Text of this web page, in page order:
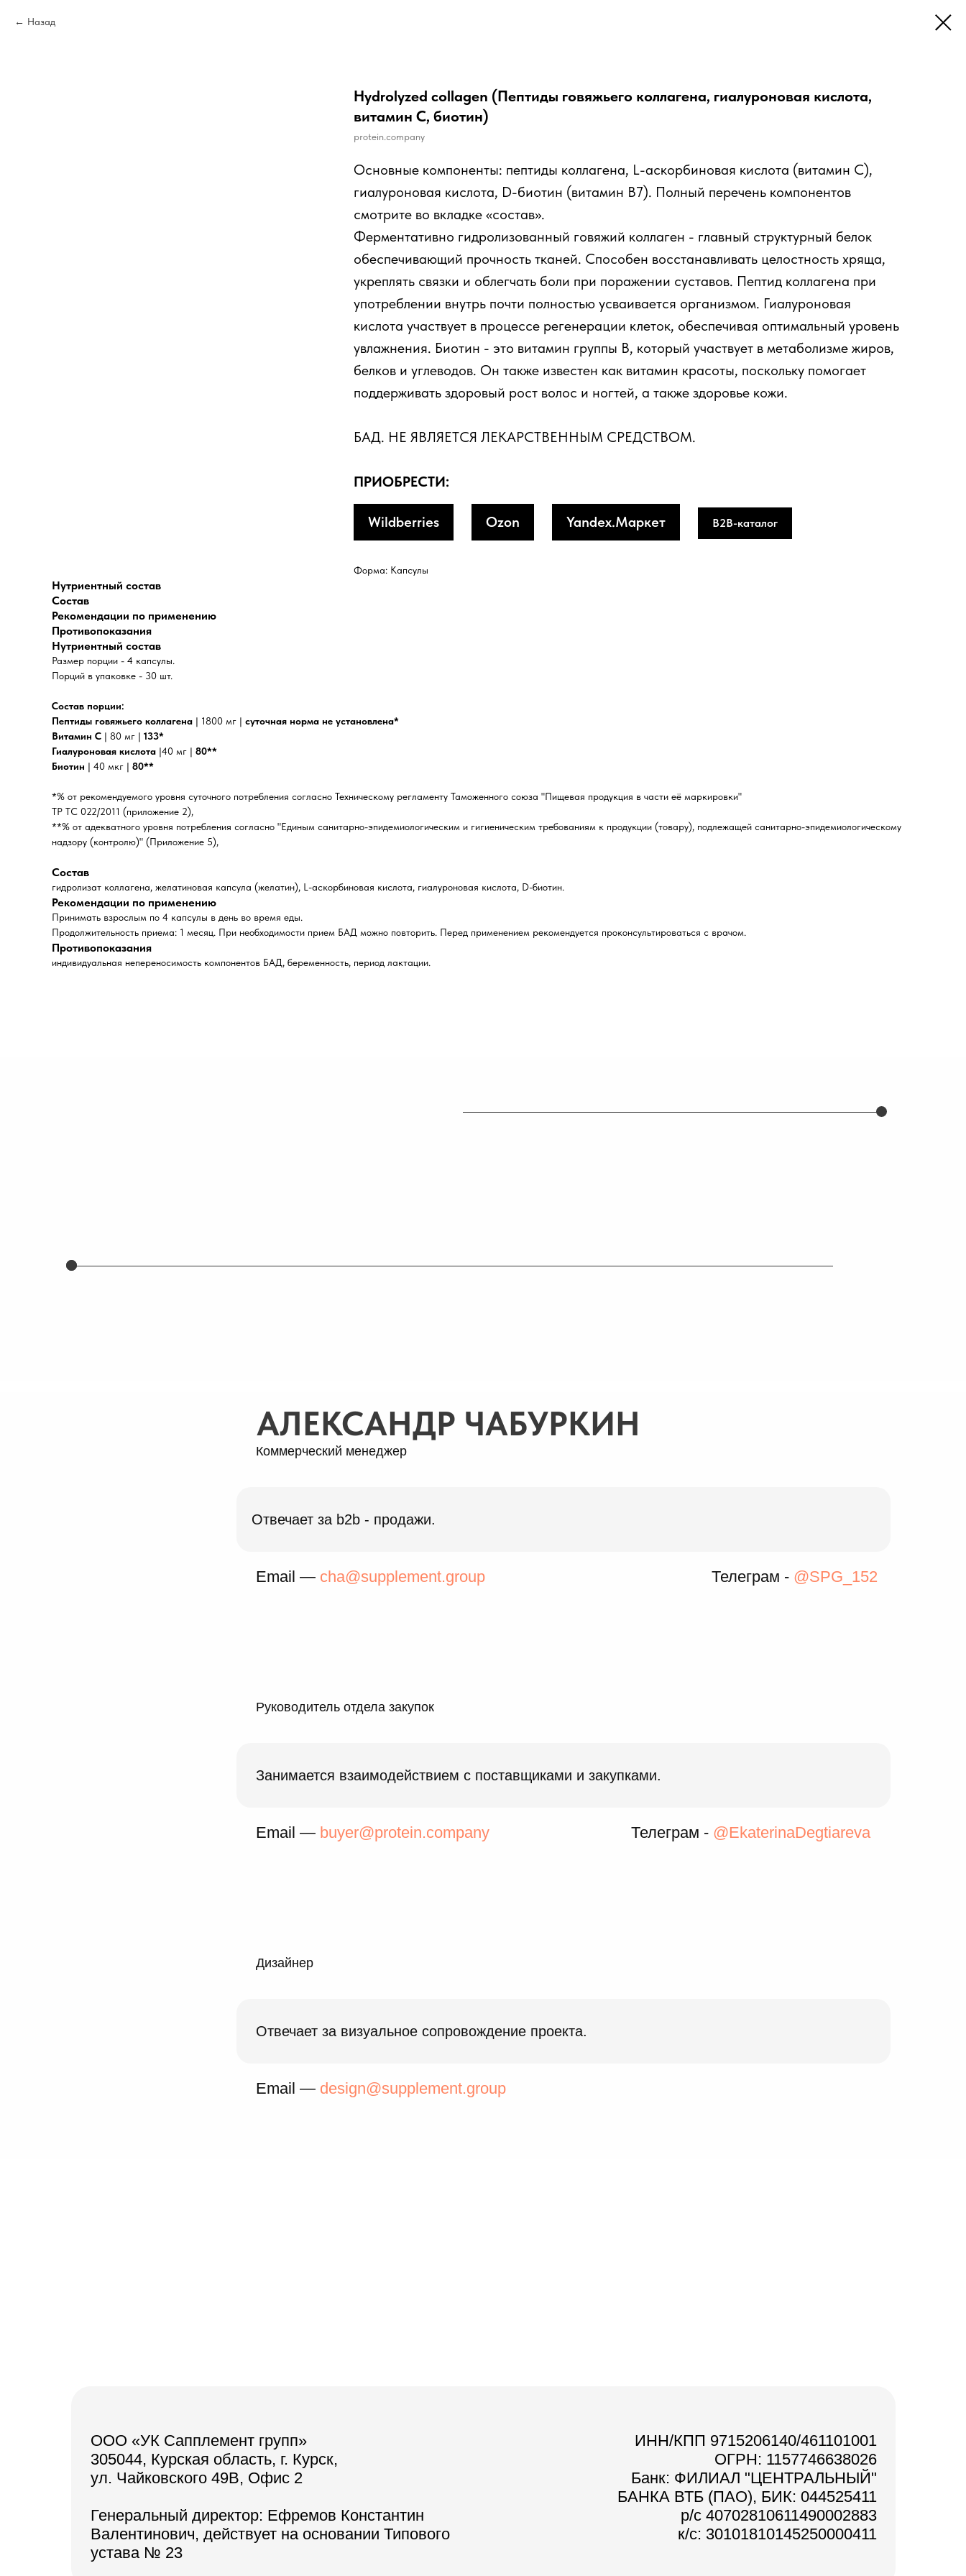
Назад
Hydrolyzed collagen (Пептиды говяжьего коллагена, гиалуроновая кислота,
витамин С, биотин)
protein.company
Основные компоненты: пептиды коллагена, L-аскорбиновая кислота (витамин С),
гиалуроновая кислота, D-биотин (витамин В7). Полный перечень компонентов
смотрите во вкладке «состав».
Ферментативно гидролизованный говяжий коллаген - главный структурный белок
обеспечивающий прочность тканей. Способен восстанавливать целостность хряща,
укреплять связки и облегчать боли при поражении суставов. Пептид коллагена при
употреблении внутрь почти полностью усваивается организмом. Гиалуроновая
кислота участвует в процессе регенерации клеток, обеспечивая оптимальный уровень
увлажнения. Биотин - это витамин группы В, который участвует в метаболизме жиров,
белков и углеводов. Он также известен как витамин красоты, поскольку помогает
поддерживать здоровый рост волос и ногтей, а также здоровье кожи.
БАД. НЕ ЯВЛЯЕТСЯ ЛЕКАРСТВЕННЫМ СРЕДСТВОМ.
ПРИОБРЕСТИ:
Wildberries Ozon Yandex.Маркет B2B-каталог
Форма: Капсулы
Нутриентный состав
Состав
Рекомендации по применению
Противопоказания
Нутриентный состав
Размер порции - 4 капсулы.
Порций в упаковке - 30 шт.
Состав порции:
Пептиды говяжьего коллагена | 1800 мг | суточная норма не установлена*
Витамин С | 80 мг | 133*
Гиалуроновая кислота |40 мг | 80**
Биотин | 40 мкг | 80**
*% от рекомендуемого уровня суточного потребления согласно Техническому регламенту Таможенного союза "Пищевая продукция в части её маркировки"
ТР ТС 022/2011 (приложение 2),
**% от адекватного уровня потребления согласно "Единым санитарно-эпидемиологическим и гигиеническим требованиям к продукции (товару), подлежащей санитарно-эпидемиологическому
надзору (контролю)" (Приложение 5),
Состав
гидролизат коллагена, желатиновая капсула (желатин), L-аскорбиновая кислота, гиалуроновая кислота, D-биотин.
Рекомендации по применению
Принимать взрослым по 4 капсулы в день во время еды.
Продолжительность приема: 1 месяц. При необходимости прием БАД можно повторить. Перед применением рекомендуется проконсультироваться с врачом.
Противопоказания
индивидуальная непереносимость компонентов БАД, беременность, период лактации.
Коммерческий менеджер
Отвечает за b2b - продажи.
Email — cha@supplement.group
АЛЕКСАНДР ЧАБУРКИН
Телеграм - @SPG_152
Руководитель отдела закупок
Занимается взаимодействием с поставщиками и закупками.
Email — buyer@protein.company Телеграм - @EkaterinaDegtiareva
Дизайнер
Отвечает за визуальное сопровождение проекта.
Email — design@supplement.group
ООО «УК Сапплемент групп»
305044, Курская область, г. Курск,
ул. Чайковского 49В, Офис 2
Генеральный директор: Ефремов Константин
Валентинович, действует на основании Типового
устава № 23
ИНН/КПП 9715206140/461101001
ОГРН: 1157746638026
Банк: ФИЛИАЛ "ЦЕНТРАЛЬНЫЙ"
БАНКА ВТБ (ПАО), БИК: 044525411
р/с 40702810611490002883
к/с: 30101810145250000411